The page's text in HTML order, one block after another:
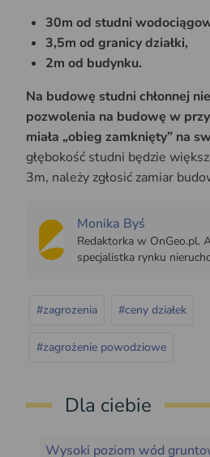
30m od studni
3,5m od granicy działki,
2m od budynku.
Na budowę studni chłonnej
pozwolenia na budowę w
miała „obieg zamknięty” na
głębokość studni będzie
3m, należy zgłosić zamiar
Monika Byś
Redaktorka w OnGeo.pl.
specjalistka rynku
#zagrozenia #ceny działek
#zagrożenie powodziowe
Dla ciebie
Wysoki poziom wód